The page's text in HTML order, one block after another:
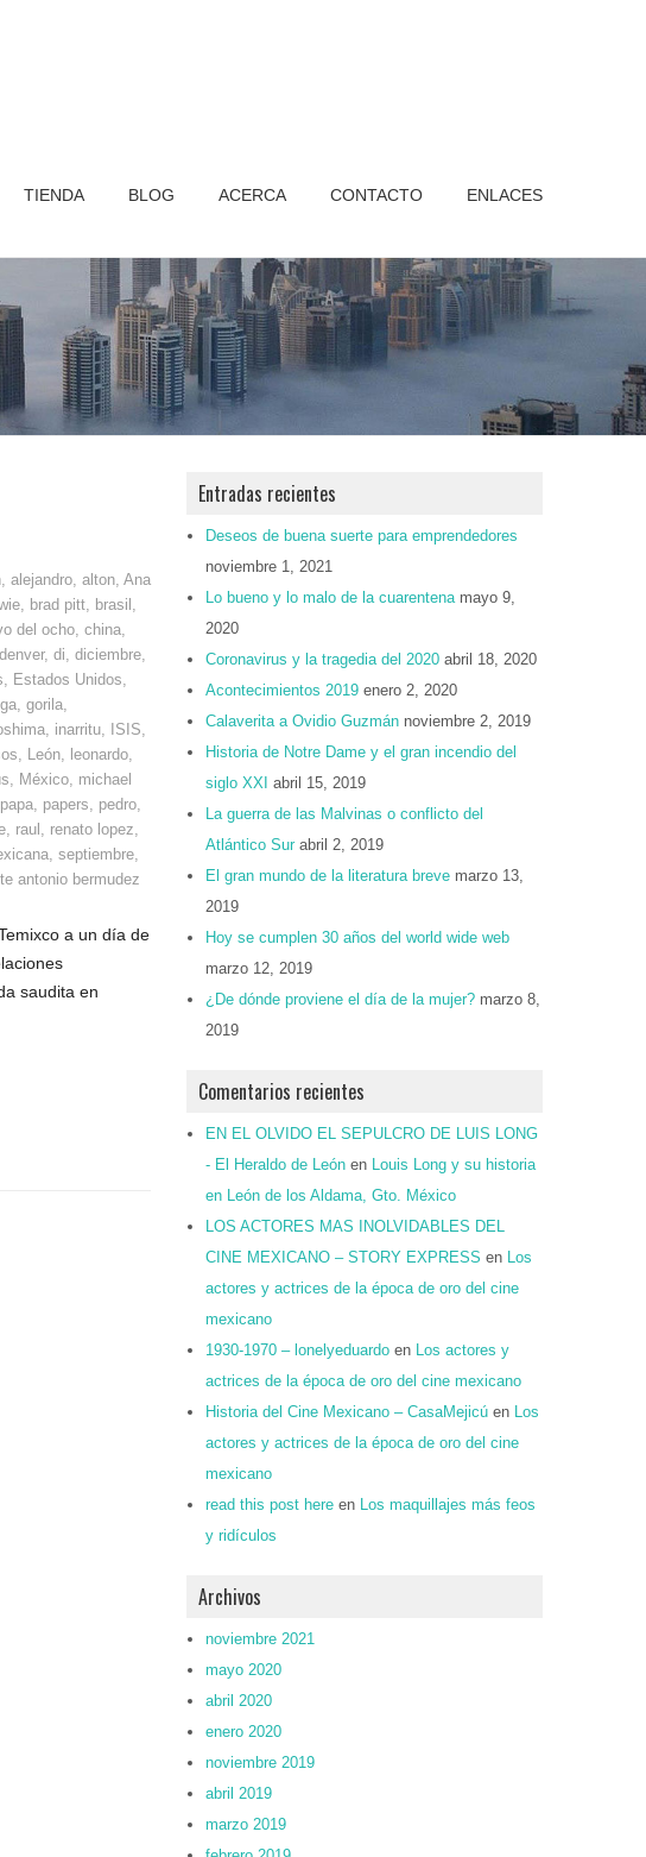
TIENDA BLOG ACERCA CONTACTO ENLACES
, alejandro, alton, Ana
, brad pitt, brasil ,
del ocho, china,
denver, di, diciembre,
, Estados Unidos,
, gorila,
, inarritu, ISIS,
, León, leonardo,
, México, michael
papa, papers, pedro,
, raul , renato lopez,
, septiembre,
antonio bermudez
a un día de
saudita en
Entradas recientes
Deseos de buena suerte para emprendedores
noviembre 1, 2021
Lo bueno y lo malo de la cuarentena mayo 9,
2020
Coronavirus y la tragedia del 2020 abril 18, 2020
Acontecimientos 2019 enero 2, 2020
Calaverita a Ovidio Guzmán noviembre 2, 2019
Historia de Notre Dame y el gran incendio del
siglo XXI abril 15, 2019
La guerra de las Malvinas o conflicto del
Atlántico Sur abril 2, 2019
El gran mundo de la literatura breve marzo 13,
2019
Hoy se cumplen 30 años del world wide web
marzo 12, 2019
¿De dónde proviene el día de la mujer? marzo 8,
2019
Comentarios recientes
EN EL OLVIDO EL SEPULCRO DE LUIS LONG
- El Heraldo de León en Louis Long y su historia
en León de los Aldama, Gto. México
LOS ACTORES MAS INOLVIDABLES DEL
CINE MEXICANO – STORY EXPRESS en Los
actores y actrices de la época de oro del cine
mexicano
1930-1970 – lonelyeduardo en Los actores y
actrices de la época de oro del cine mexicano
Historia del Cine Mexicano – CasaMejicú en Los
actores y actrices de la época de oro del cine
mexicano
read this post here en Los maquillajes más feos
y ridículos
Archivos
noviembre 2021
mayo 2020
abril 2020
enero 2020
noviembre 2019
abril 2019
marzo 2019